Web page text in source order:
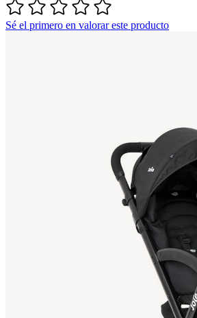
Sé el primero en valorar este producto